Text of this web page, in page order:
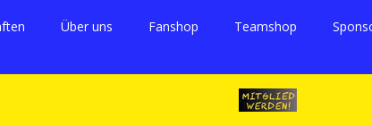
Über uns Fanshop Teamshop